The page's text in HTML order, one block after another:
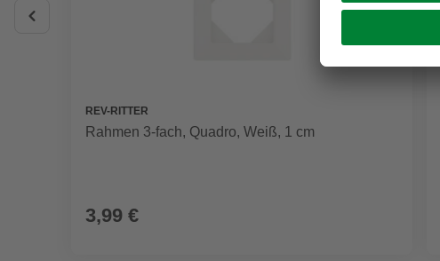
REV-RITTER
Rahmen 3-fach, Quadro, Weiß, 1 cm
3,99 €